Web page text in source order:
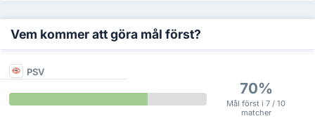
Vem kommer att göra mål först?
PSV
70%
Mål först i 7 / 10
matcher